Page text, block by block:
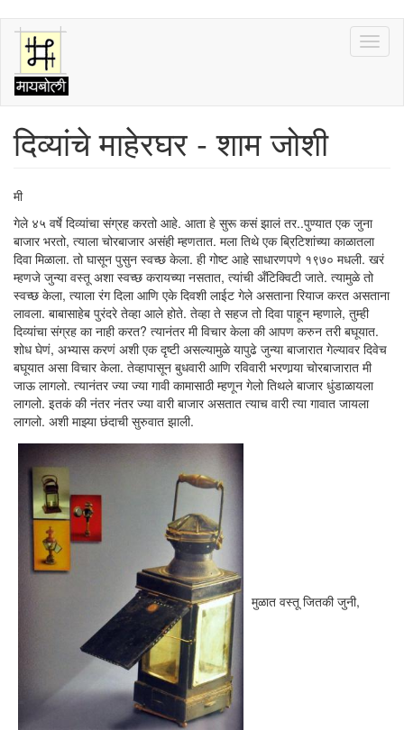
Skip
main
content
दिव्यांचे माहेरघर - शाम जोशी
मी
गेले ४५ वर्षे दिव्यांचा संग्रह करतो आहे. आता हे सुरू कसं झालं तर..पुण्यात एक जुना
बाजार भरतो, त्याला चोरबाजार असंही म्हणतात. मला तिथे एक ब्रिटिशांच्या काळातला
दिवा मिळाला. तो घासून पुसुन स्वच्छ केला. ही गोष्ट आहे साधारणपणे १९७० मधली. खरं
म्हणजे जुन्या वस्तू अशा स्वच्छ करायच्या नसतात, त्यांची अँटिक्विटी जाते. त्यामुळे तो
स्वच्छ केला, त्याला रंग दिला आणि एके दिवशी लाईट गेले असताना रियाज करत असताना
लावला. बाबासाहेब पुरंदरे तेव्हा आले होते. तेव्हा ते सहज तो दिवा पाहून म्हणाले, तुम्ही
दिव्यांचा संग्रह का नाही करत? त्यानंतर मी विचार केला की आपण करुन तरी बघूयात.
शोध घेणं, अभ्यास करणं अशी एक दृष्टी असल्यामुळे यापुढे जुन्या बाजारात गेल्यावर दिवेच
बघूयात असा विचार केला. तेव्हापासून बुधवारी आणि रविवारी भरणार्‍या चोरबाजारात मी
जाऊ लागलो. त्यानंतर ज्या ज्या गावी कामासाठी म्हणून गेलो तिथले बाजार धुंडाळायला
लागलो. इतकं की नंतर नंतर ज्या वारी बाजार असतात त्याच वारी त्या गावात जायला
लागलो. अशी माझ्या छंदाची सुरुवात झाली.
मुळात वस्तू जितकी जुनी,